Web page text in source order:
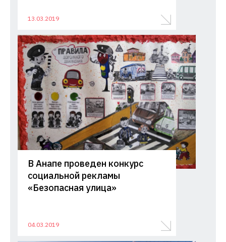
13.03.2019
В Анапе проведен конкурс
социальной рекламы
«Безопасная улица»
04.03.2019